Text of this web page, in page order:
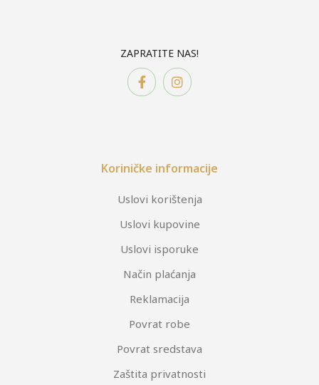
ZAPRATITE NAS!
Koriničke informacije
Uslovi korištenja
Uslovi kupovine
Uslovi isporuke
Način plaćanja
Reklamacija
Povrat robe
Povrat sredstava
Zaštita privatnosti